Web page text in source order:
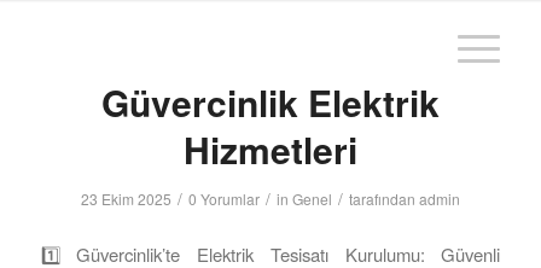
Güvercinlik Elektrik
Hizmetleri
23 Ekim 2025 / 0 Yorumlar / in Genel / tarafından admin
1️⃣ Güvercinlik’te Elektrik Tesisatı Kurulumu: Güvenli